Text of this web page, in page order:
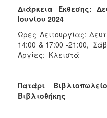
Διάρκεια Έκθεσης:
Ιουνίου 2024
Ώρες Λειτουργίας:
14:00 & 17:00 -21:00,
Αργίες: Κλειστά
Πατάρι
Βιβλιοθήκης